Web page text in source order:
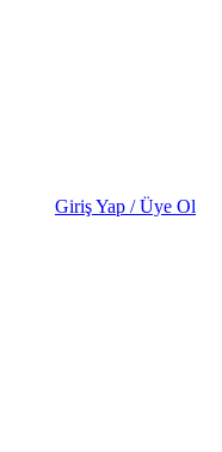
Giriş Yap / Üye Ol